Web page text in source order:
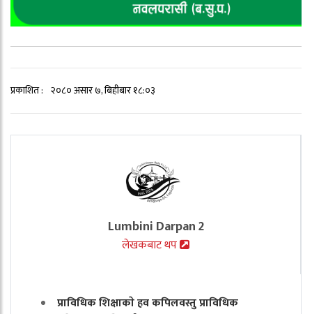
प्रकाशित : २०८० असार ७, बिहीबार १८:०३
Lumbini Darpan 2
लेखकबाट थप
प्राविधिक शिक्षाकाे हव कपिलवस्तु प्राविधिक